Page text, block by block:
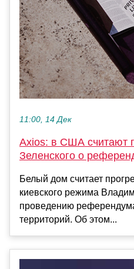
11:00, 14 Дек
Axios: в США считают
Зеленского о
Белый дом считает
киевского режима
проведению
территорий. Об этом...